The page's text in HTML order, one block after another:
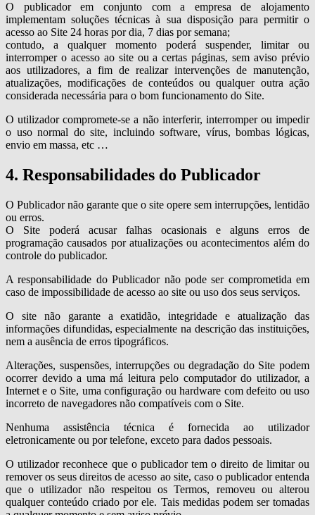
O publicador em conjunto com a empresa de alojamento
implementam soluções técnicas à sua disposição para permitir o
acesso ao Site 24 horas por dia, 7 dias por semana;
contudo, a qualquer momento poderá suspender, limitar ou
interromper o acesso ao site ou a certas páginas, sem aviso prévio
aos utilizadores, a fim de realizar intervenções de manutenção,
atualizações, modificações de conteúdos ou qualquer outra ação
considerada necessária para o bom funcionamento do Site.
O utilizador compromete-se a não interferir, interromper ou impedir
o uso normal do site, incluindo software, vírus, bombas lógicas,
envio em massa, etc …
4. Responsabilidades do Publicador
O Publicador não garante que o site opere sem interrupções, lentidão
ou erros.
O Site poderá acusar falhas ocasionais e alguns erros de
programação causados por atualizações ou acontecimentos além do
controle do publicador.
A responsabilidade do Publicador não pode ser comprometida em
caso de impossibilidade de acesso ao site ou uso dos seus serviços.
O site não garante a exatidão, integridade e atualização das
informações difundidas, especialmente na descrição das instituições,
nem a ausência de erros tipográficos.
Alterações, suspensões, interrupções ou degradação do Site podem
ocorrer devido a uma má leitura pelo computador do utilizador, a
Internet e o Site, uma configuração ou hardware com defeito ou uso
incorreto de navegadores não compatíveis com o Site.
Nenhuma assistência técnica é fornecida ao utilizador
eletronicamente ou por telefone, exceto para dados pessoais.
O utilizador reconhece que o publicador tem o direito de limitar ou
remover os seus direitos de acesso ao site, caso o publicador entenda
que o utilizador não respeitou os Termos, removeu ou alterou
qualquer conteúdo criado por ele. Tais medidas podem ser tomadas